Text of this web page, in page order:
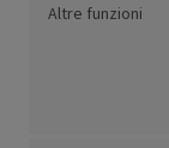
Altre funzioni